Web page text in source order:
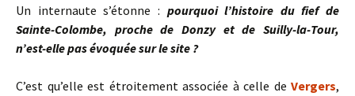
Un internaute s’étonne : pourquoi l’histoire du fief de
Sainte-Colombe, proche de Donzy et de Suilly-la-Tour,
n’est-elle pas évoquée sur le site ?
C’est qu’elle est étroitement associée à celle de Vergers,